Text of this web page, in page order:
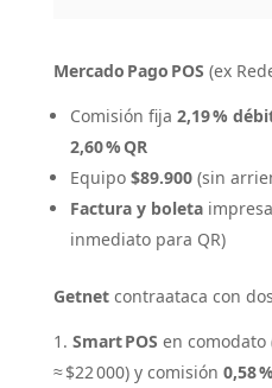
Mercado Pago POS (ex
Comisión fija 2,19 %
2,60 % QR
Equipo $89.900(sin
Factura y boleta
inmediato para QR)
Getnetcontraataca con
Smart POS en
≈ $22 000) y comisión 0,58